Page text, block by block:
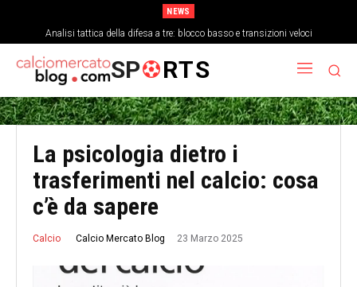
NEWS
Analisi tattica della difesa a tre: blocco basso e transizioni veloci
Come la stanchezza mentale influisce sulla precisione dei passaggi a fine
partita
SP RTS
La psicologia dietro i
trasferimenti nel calcio: cosa
c’è da sapere
Calcio Calcio Mercato Blog 23 Marzo 2025